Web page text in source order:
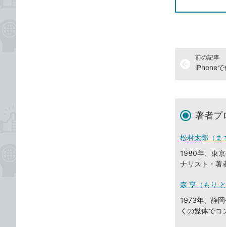
前の記事
著者プ
松村太郎（ま
1980年、東
ナリスト・著
森 亨（もり
1973年、静
くの媒体でコ